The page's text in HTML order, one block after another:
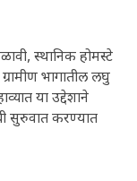
स्थानिक होमस्टे
भागातील लघु
या उद्देशाने
सुरुवात करण्यात